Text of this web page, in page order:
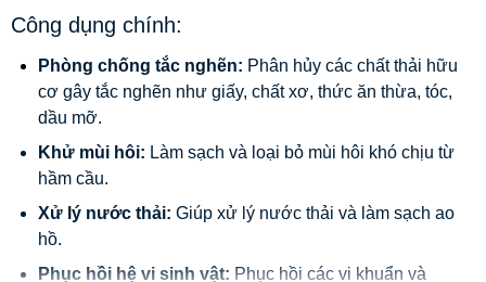
Công dụng chính:
Phòng chống tắc nghẽn: Phân hủy các chất thải hữu
cơ gây tắc nghẽn như giấy, chất xơ, thức ăn thừa, tóc,
dầu mỡ.
Khử mùi hôi: Làm sạch và loại bỏ mùi hôi khó chịu từ
hầm cầu.
Xử lý nước thải: Giúp xử lý nước thải và làm sạch ao
hồ.
Phục hồi hệ vi sinh vật: Phục hồi các vi khuẩn và